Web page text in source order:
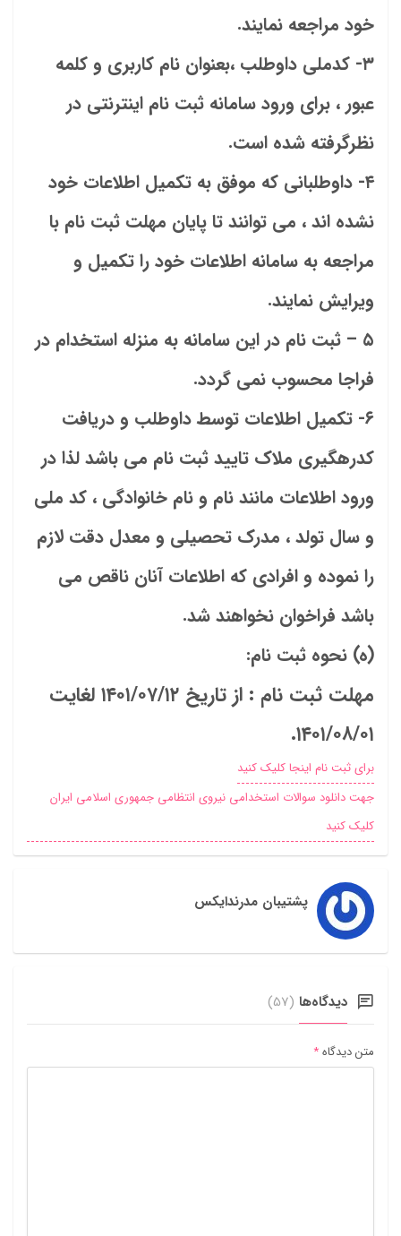
خود مراجعه نمایند.
۳- کدملی داوطلب ،بعنوان نام کاربری و کلمه
عبور ، برای ورود سامانه ثبت نام اینترنتی در
نظرگرفته شده است.
۴- داوطلبانی که موفق به تکمیل اطلاعات خود
نشده اند ، می توانند تا پایان مهلت ثبت نام با
مراجعه به سامانه اطلاعات خود را تکمیل و
ویرایش نمایند.
۵ – ثبت نام در این سامانه به منزله استخدام در
فراجا محسوب نمی گردد.
۶- تکمیل اطلاعات توسط داوطلب و دریافت
کدرهگیری ملاک تایید ثبت نام می باشد لذا در
ورود اطلاعات مانند نام و نام خانوادگی ، کد ملی
و سال تولد ، مدرک تحصیلی و معدل دقت لازم
را نموده و افرادی که اطلاعات آنان ناقص می
باشد فراخوان نخواهند شد.
(ه) نحوه ثبت نام:
مهلت ثبت نام : از تاریخ ۱۴۰۱/۰۷/۱۲ لغایت
۱۴۰۱/۰۸/۰۱.
برای ثبت نام اینجا کلیک کنید
جهت دانلود سوالات استخدامی نیروی انتظامی جمهوری اسلامی ایران
کلیک کنید
پشتیبان مدرندایکس
دیدگاه‌ها (57)
متن دیدگاه*